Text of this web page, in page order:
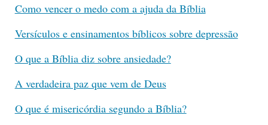
Como vencer o medo com a ajuda da Bíblia
Versículos e ensinamentos bíblicos sobre depressão
O que a Bíblia diz sobre ansiedade?
A verdadeira paz que vem de Deus
O que é misericórdia segundo a Bíblia?